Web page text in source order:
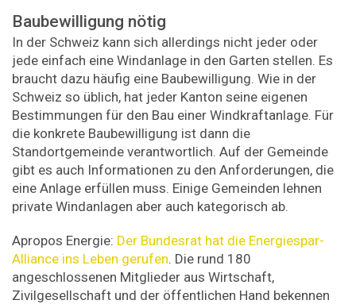
Baubewilligung nötig
In der Schweiz kann sich allerdings nicht jeder oder
jede einfach eine Windanlage in den Garten stellen. Es
braucht dazu häufig eine Baubewilligung. Wie in der
Schweiz so üblich, hat jeder Kanton seine eigenen
Bestimmungen für den Bau einer Windkraftanlage. Für
die konkrete Baubewilligung ist dann die
Standortgemeinde verantwortlich. Auf der Gemeinde
gibt es auch Informationen zu den Anforderungen, die
eine Anlage erfüllen muss. Einige Gemeinden lehnen
private Windanlagen aber auch kategorisch ab.
Apropos Energie: Der Bundesrat hat die Energiespar-
Alliance ins Leben gerufen. Die rund 180
angeschlossenen Mitglieder aus Wirtschaft,
Zivilgesellschaft und der öffentlichen Hand bekennen